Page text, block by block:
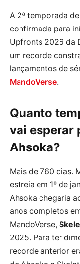
A 2ª temporada de
confirmada para
Upfronts 2026 da
um recorde
lançamentos de
MandoVerse.
Quanto
vai esperar
Ahsoka?
Mais de 760 dias.
estreia em 1º de
Ahsoka chegaria
anos completos
MandoVerse,
2025. Para ter
recorde anterior